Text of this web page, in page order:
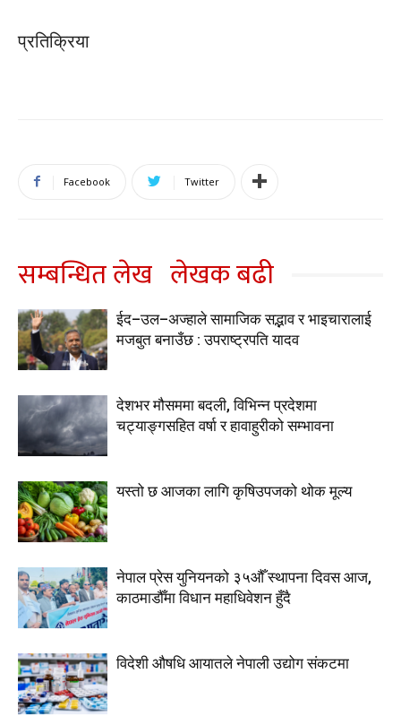
प्रतिक्रिया
Facebook Twitter
सम्बन्धित लेख लेखक बढी
ईद–उल–अज्हाले सामाजिक सद्भाव र भाइचारालाई
मजबुत बनाउँछ : उपराष्ट्रपति यादव
देशभर मौसममा बदली, विभिन्न प्रदेशमा
चट्याङ्गसहित वर्षा र हावाहुरीको सम्भावना
यस्तो छ आजका लागि कृषिउपजको थोक मूल्य
नेपाल प्रेस युनियनको ३५औँ स्थापना दिवस आज,
काठमाडौँमा विधान महाधिवेशन हुँदै
विदेशी औषधि आयातले नेपाली उद्योग संकटमा